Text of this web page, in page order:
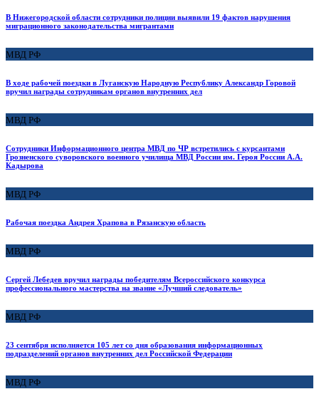
В Нижегородской области сотрудники полиции выявили 19 фактов нарушения
миграционного законодательства мигрантами
МВД РФ
В ходе рабочей поездки в Луганскую Народную Республику Александр Горовой
вручил награды сотрудникам органов внутренних дел
МВД РФ
Сотрудники Информационного центра МВД по ЧР встретились с курсантами
Грозненского суворовского военного училища МВД России им. Героя России А.А.
Кадырова
МВД РФ
Рабочая поездка Андрея Храпова в Рязанскую область
МВД РФ
Сергей Лебедев вручил награды победителям Всероссийского конкурса
профессионального мастерства на звание «Лучший следователь»
МВД РФ
23 сентября исполняется 105 лет со дня образования информационных
подразделений органов внутренних дел Российской Федерации
МВД РФ